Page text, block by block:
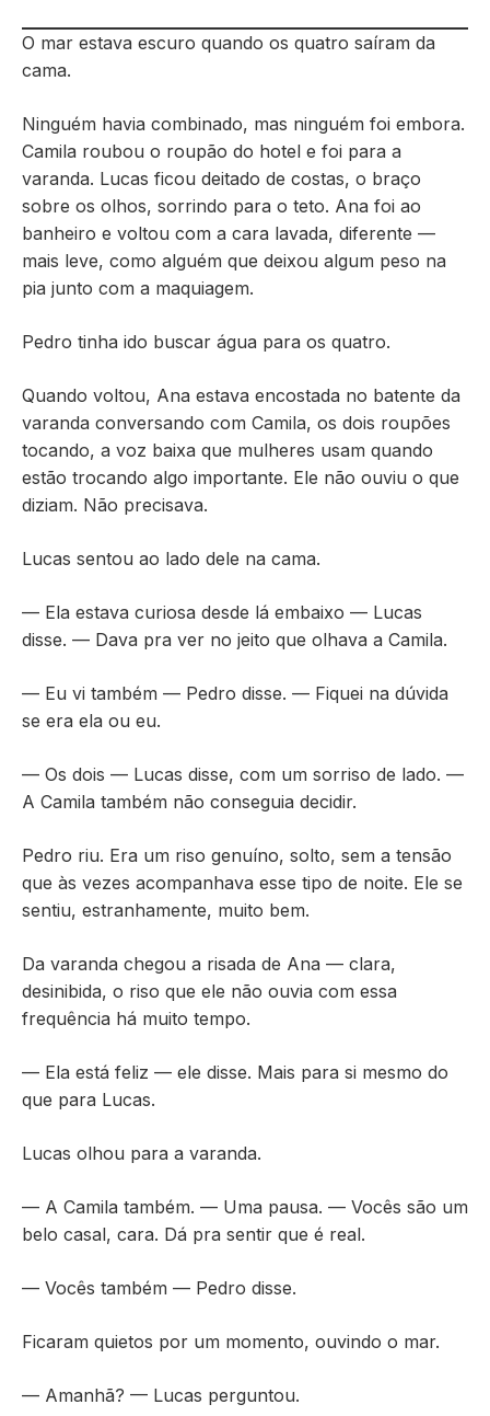
O mar estava escuro quando os quatro saíram da
cama.
Ninguém havia combinado, mas ninguém foi embora.
Camila roubou o roupão do hotel e foi para a
varanda. Lucas ficou deitado de costas, o braço
sobre os olhos, sorrindo para o teto. Ana foi ao
banheiro e voltou com a cara lavada, diferente —
mais leve, como alguém que deixou algum peso na
pia junto com a maquiagem.
Pedro tinha ido buscar água para os quatro.
Quando voltou, Ana estava encostada no batente da
varanda conversando com Camila, os dois roupões
tocando, a voz baixa que mulheres usam quando
estão trocando algo importante. Ele não ouviu o que
diziam. Não precisava.
Lucas sentou ao lado dele na cama.
— Ela estava curiosa desde lá embaixo — Lucas
disse. — Dava pra ver no jeito que olhava a Camila.
— Eu vi também — Pedro disse. — Fiquei na dúvida
se era ela ou eu.
— Os dois — Lucas disse, com um sorriso de lado. —
A Camila também não conseguia decidir.
Pedro riu. Era um riso genuíno, solto, sem a tensão
que às vezes acompanhava esse tipo de noite. Ele se
sentiu, estranhamente, muito bem.
Da varanda chegou a risada de Ana — clara,
desinibida, o riso que ele não ouvia com essa
frequência há muito tempo.
— Ela está feliz — ele disse. Mais para si mesmo do
que para Lucas.
Lucas olhou para a varanda.
— A Camila também. — Uma pausa. — Vocês são um
belo casal, cara. Dá pra sentir que é real.
— Vocês também — Pedro disse.
Ficaram quietos por um momento, ouvindo o mar.
— Amanhã? — Lucas perguntou.